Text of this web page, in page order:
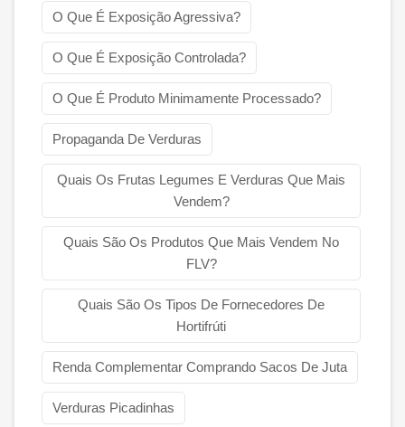
O Que É Exposição Agressiva?
O Que É Exposição Controlada?
O Que É Produto Minimamente Processado?
Propaganda De Verduras
Quais Os Frutas Legumes E Verduras Que Mais
Vendem?
Quais São Os Produtos Que Mais Vendem No
FLV?
Quais São Os Tipos De Fornecedores De
Hortifrúti
Renda Complementar Comprando Sacos De Juta
Verduras Picadinhas